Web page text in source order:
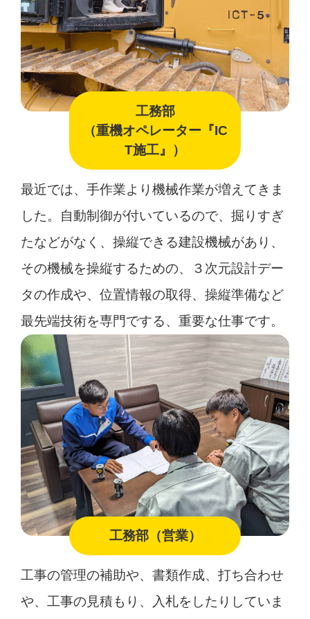
工務部
（重機オペレーター『IC
T施工』）
最近では、手作業より機械作業が増えてきま
した。自動制御が付いているので、掘りすぎ
たなどがなく、操縦できる建設機械があり、
その機械を操縦するための、３次元設計デー
タの作成や、位置情報の取得、操縦準備など
最先端技術を専門でする、重要な仕事です。
工務部（営業）
工事の管理の補助や、書類作成、打ち合わせ
や、工事の見積もり、入札をしたりしていま